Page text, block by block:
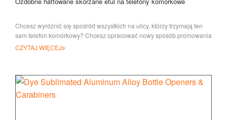
Chcesz wyróżnić się spośród wszystkich na ulicy, którzy trzymają ten
sam telefon komórkowy? Chcesz opracować nowy sposób promowania
swojej marki? JI
CZYTAJ WIĘCEJ